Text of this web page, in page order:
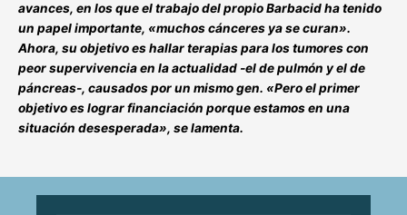
avances, en los que el trabajo del propio Barbacid ha tenido
un papel importante, «muchos cánceres ya se curan».
Ahora, su objetivo es hallar terapias para los tumores con
peor supervivencia en la actualidad -el de pulmón y el de
páncreas-, causados por un mismo gen. «Pero el primer
objetivo es lograr financiación porque estamos en una
situación desesperada», se lamenta.